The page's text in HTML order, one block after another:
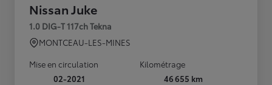
Nissan Juke
1.0 DIG-T 117ch Tekna
MONTCEAU-LES-MINES
Mise en circulation
02-2021
Kilométrage
46 655 km